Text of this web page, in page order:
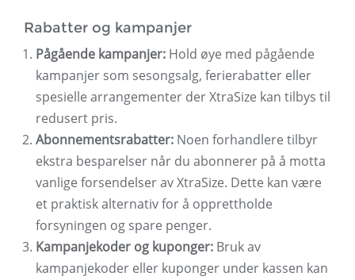
Rabatter og kampanjer
Pågående kampanjer: Hold øye med pågående
kampanjer som sesongsalg, ferierabatter eller
spesielle arrangementer der XtraSize kan tilbys til
redusert pris.
Abonnementsrabatter: Noen forhandlere tilbyr
ekstra besparelser når du abonnerer på å motta
vanlige forsendelser av XtraSize. Dette kan være
et praktisk alternativ for å opprettholde
forsyningen og spare penger.
Kampanjekoder og kuponger: Bruk av
kampanjekoder eller kuponger under kassen kan